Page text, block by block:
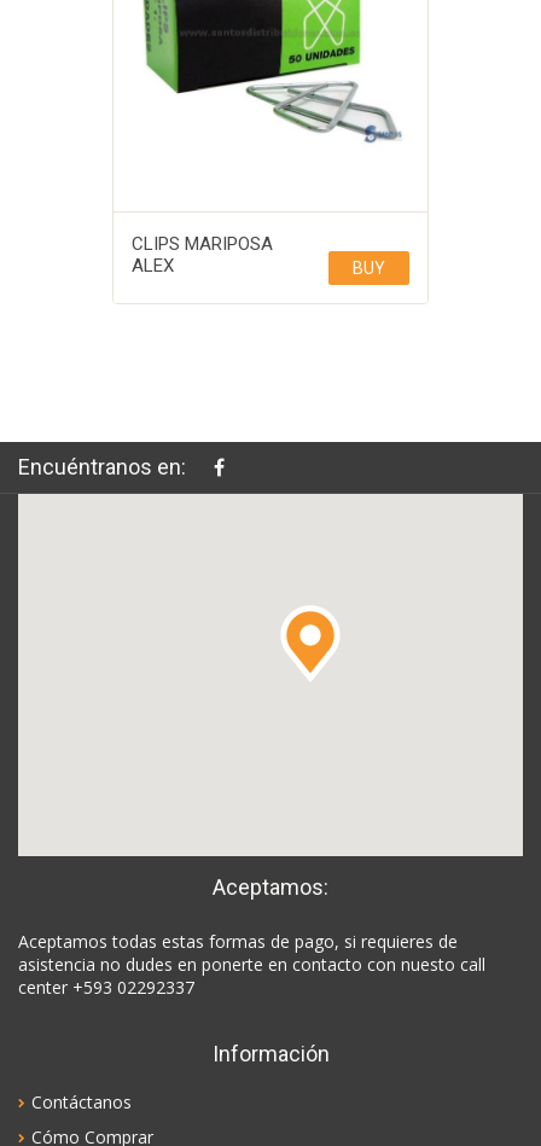
CLIPS MARIPOSA
ALEX
BUY
Encuéntranos en:
Aceptamos:
Aceptamos todas estas formas de pago, si requieres de
asistencia no dudes en ponerte en contacto con nuesto call
center +593 02292337
Información
Contáctanos
Cómo Comprar